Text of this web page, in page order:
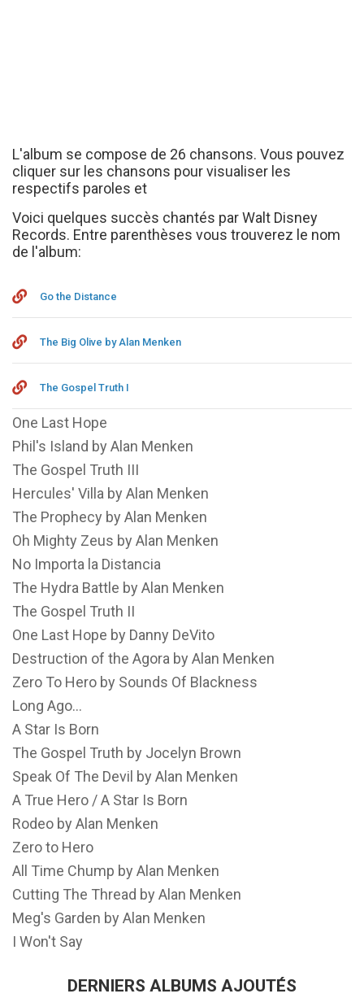
L'album se compose de 26 chansons. Vous pouvez
cliquer sur les chansons pour visualiser les
respectifs paroles et
Voici quelques succès chantés par Walt Disney
Records. Entre parenthèses vous trouverez le nom
de l'album:
Go the Distance
The Big Olive by Alan Menken
The Gospel Truth I
One Last Hope
Phil's Island by Alan Menken
The Gospel Truth III
Hercules' Villa by Alan Menken
The Prophecy by Alan Menken
Oh Mighty Zeus by Alan Menken
No Importa la Distancia
The Hydra Battle by Alan Menken
The Gospel Truth II
One Last Hope by Danny DeVito
Destruction of the Agora by Alan Menken
Zero To Hero by Sounds Of Blackness
Long Ago...
A Star Is Born
The Gospel Truth by Jocelyn Brown
Speak Of The Devil by Alan Menken
A True Hero / A Star Is Born
Rodeo by Alan Menken
Zero to Hero
All Time Chump by Alan Menken
Cutting The Thread by Alan Menken
Meg's Garden by Alan Menken
I Won't Say
DERNIERS ALBUMS AJOUTÉS